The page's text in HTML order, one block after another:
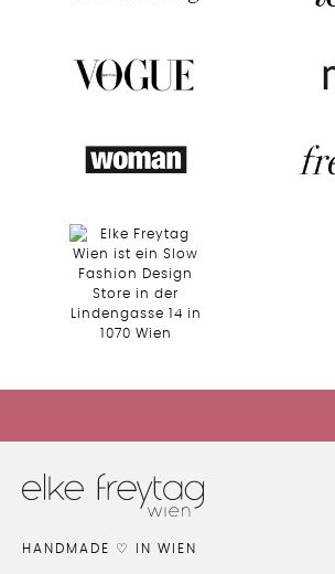
HANDMADE ♡ IN WIEN